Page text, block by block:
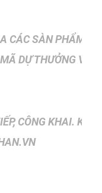
CÁC SÀN PHẨM
DỰ THƯỞNG
CÔNG KHAI.